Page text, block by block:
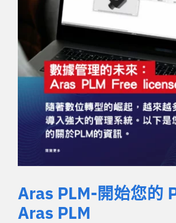
Aras PLM-開始您的
Aras PLM